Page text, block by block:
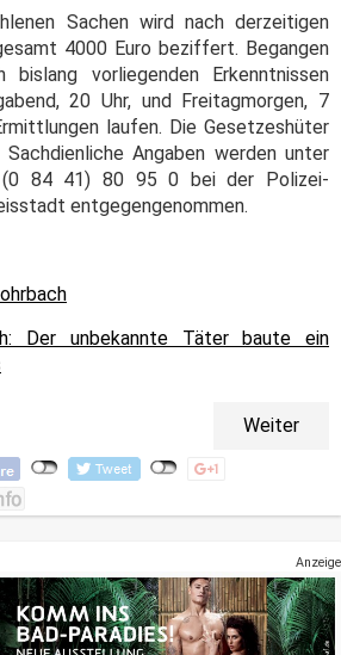
Sachen wird nach derzeitigen
4000 Euro beziffert. Begangen
vorliegenden Erkenntnissen
20 Uhr, und Freitagmorgen, 7
laufen. Die Gesetzeshüter
Angaben werden unter
(0 84 41) 80 95 0 bei der Polizei-
entgegengenommen.
Der unbekannte Täter baute ein
Weiter
Anzeige